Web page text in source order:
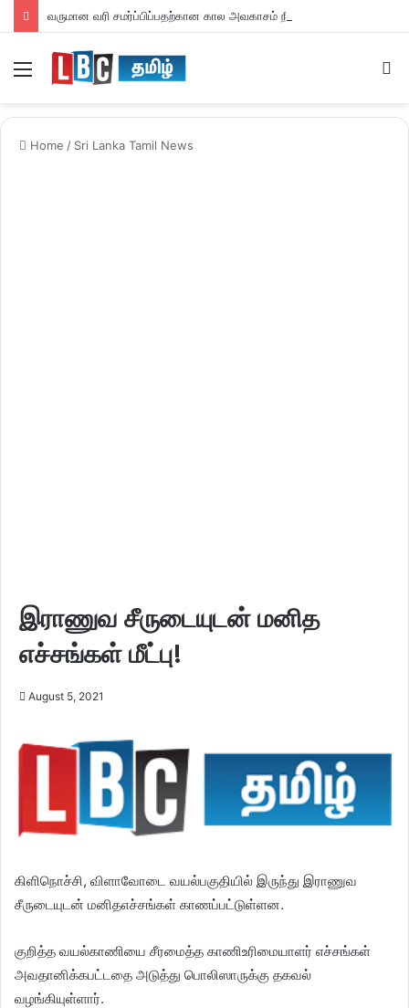
வருமான வரி சமர்ப்பிப்பதற்கான கால அவகாசம் நீடிப்பு
Home / Sri Lanka Tamil News
இராணுவ சீருடையுடன் மனித
எச்சங்கள் மீட்பு!
August 5, 2021
கிளிநொச்சி, விளாவோடை வயல்பகுதியில் இருந்து இராணுவ
சீருடையுடன் மனிதஎச்சங்கள் காணப்பட்டுள்ளன.
குறித்த வயல்காணியை சீரமைத்த காணிஉரிமையாளர் எச்சங்கள்
அவதானிக்கபட்டதை அடுத்து பொலிஸாருக்கு தகவல்
வழங்கியுள்ளார்.